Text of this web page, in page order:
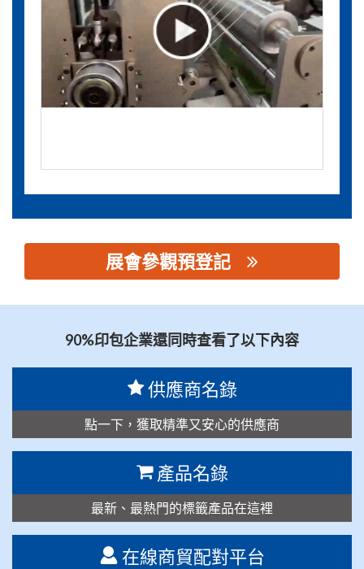
展會參觀預登記
90%印包企業還同時查看了以下內容
供應商名錄
點一下，獲取精準又安心的供應商
產品名錄
最新、最熱門的標籤產品在這裡
在線商貿配對平台